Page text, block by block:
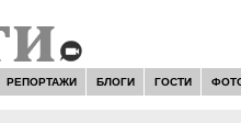
РЕПОРТАЖИ БЛОГИ ГОСТИ